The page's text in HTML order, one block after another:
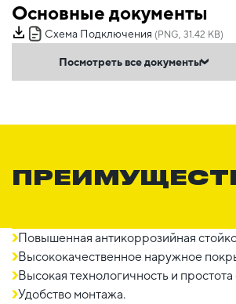
Основные документы
Схема Подключения (PNG, 31.42 KB)
Посмотреть все документы
Повышенная антикоррозийная
Высококачественное наружное
Высокая технологичность и
Удобство монтажа.